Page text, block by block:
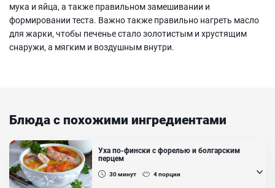
мука и яйца, а также правильном замешивании и
формировании теста. Важно также правильно нагреть масло
для жарки, чтобы печенье стало золотистым и хрустящим
снаружи, а мягким и воздушным внутри.
Блюда с похожими ингредиентами
Уха по-фински с форелью и болгарским
перцем
30минут 4порции